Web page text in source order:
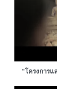
"โครงการแ